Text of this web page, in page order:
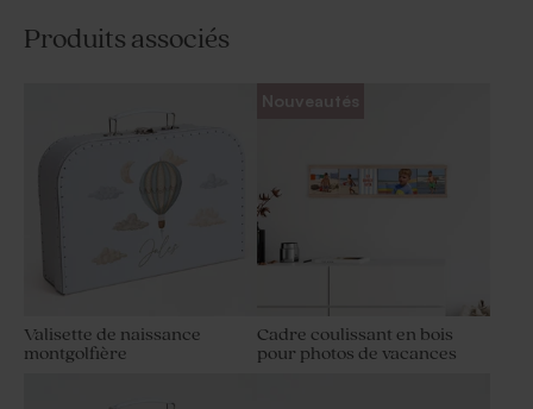
Produits associés
Valisette de naissance
montgolfière
Nouveautés
Cadre coulissant en bois
pour photos de vacances